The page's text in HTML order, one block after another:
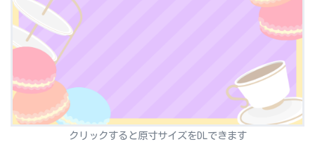
クリックすると原寸サイズをDLできます